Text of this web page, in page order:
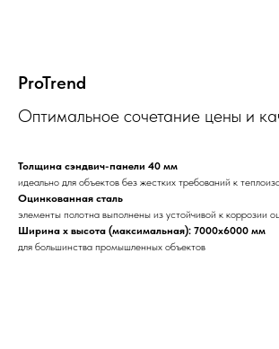
ProTrend
Оптимальное сочетание цены и
Толщина сэндвич-панели 40 мм
идеально для объектов без жестких требований к
Оцинкованная сталь
элементы полотна выполнены из устойчивой к коррозии
Ширина х высота (максимальная): 7000х6000 мм
для большинства промышленных объектов